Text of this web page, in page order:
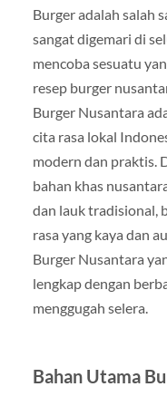
Burger adalah salah
sangat digemari di
mencoba sesuatu
resep burger
Burger Nusantara
cita rasa lokal
modern dan praktis.
bahan khas
dan lauk tradisional,
rasa yang kaya dan
Burger Nusantara
lengkap dengan
menggugah selera.
Bahan Utama